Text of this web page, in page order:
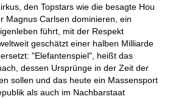
den Topstars wie die besagte Hou
Magnus Carlsen dominieren, ein
führt, mit der Respekt
geschätzt einer halben Milliarde
"Elefantenspiel", heißt das
dessen Ursprünge in der Zeit der
sollen und das heute ein Massensport
als auch im Nachbarstaat